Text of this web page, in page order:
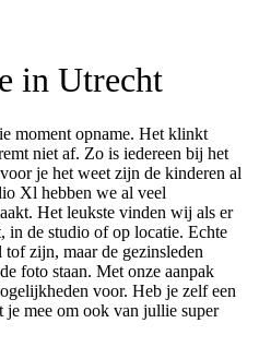
in Utrecht
moment opname. Het klinkt
niet af. Zo is iedereen bij het
je het weet zijn de kinderen al
Xl hebben we al veel
Het leukste vinden wij als er
in de studio of op locatie. Echte
zijn, maar de gezinsleden
foto staan. Met onze aanpak
voor. Heb je zelf een
je mee om ook van jullie super